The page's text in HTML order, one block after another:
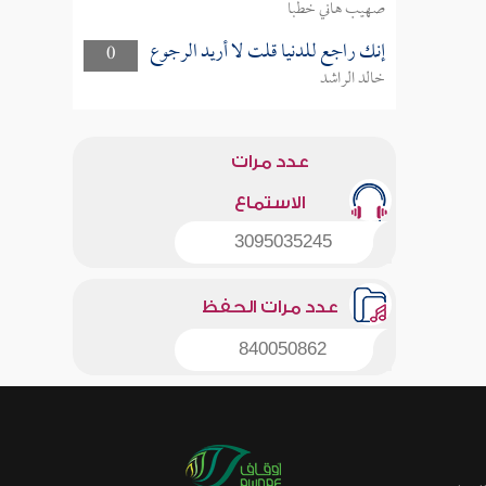
صهيب هاني خطبا
0
إنك راجع للدنيا قلت لا أريد الرجوع
خالد الراشد
عدد مرات
الاستماع
3095035245
عدد مرات الحفظ
840050862